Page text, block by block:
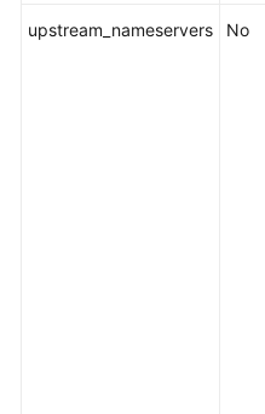
Sugerimos
upstream_nameservers No